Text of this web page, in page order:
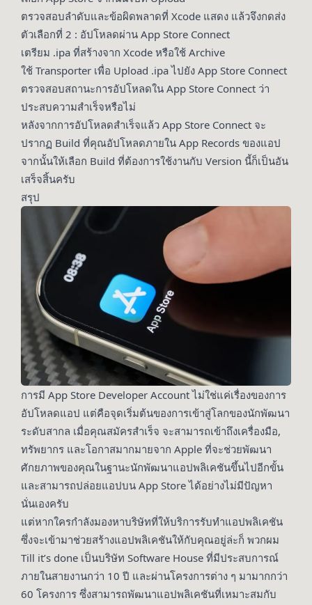
ตรวจสอบลำดับและข้อผิดพลาดที่ Xcode แสดง แล้วจึงกดส่ง
ตัวเลือกที่ 2 : อัปโหลดผ่าน App Store Connect
เตรียม .ipa ที่สร้างจาก Xcode หรือใช้ Archive
ใช้ Transporter เพื่อ Upload .ipa ไปยัง App Store Connect
ตรวจสอบสถานะการอัปโหลดใน App Store Connect ว่า
ประสบความสำเร็จหรือไม่
หลังจากการอัปโหลดสำเร็จแล้ว App Store Connect จะ
ปรากฏ Build ที่คุณอัปโหลดภายใน App Records ของแอป
จากนั้นให้เลือก Build ที่ต้องการใช้งานกับ Version นี้ก็เป็นอัน
เสร็จสิ้นครับ
สรุป
การมี App Store Developer Account ไม่ใช่แค่เรื่องของการ
อัปโหลดแอป แต่คือจุดเริ่มต้นของการเข้าสู่โลกของนักพัฒนา
ระดับสากล เมื่อคุณสมัครสำเร็จ จะสามารถเข้าถึงเครื่องมือ,
ทรัพยากร และโอกาสมากมายจาก Apple ที่จะช่วยพัฒนา
ศักยภาพของคุณในฐานะนักพัฒนาแอปพลิเคชันขึ้นไปอีกขั้น
และสามารถปล่อยแอปบน App Store ได้อย่างไม่มีปัญหา
นั่นเองครับ
แต่หากใครกำลังมองหาบริษัทที่ให้บริการรับทำแอปพลิเคชัน
ซึ่งจะเข้ามาช่วยสร้างแอปพลิเคชันให้กับคุณอยู่ล่ะก็ พวกผม
Till it’s done เป็นบริษัท Software House ที่มีประสบการณ์
ภายในสายงานกว่า 10 ปี และผ่านโครงการต่าง ๆ มามากกว่า
60 โครงการ ซึ่งสามารถพัฒนาแอปพลิเคชันที่เหมาะสมกับ